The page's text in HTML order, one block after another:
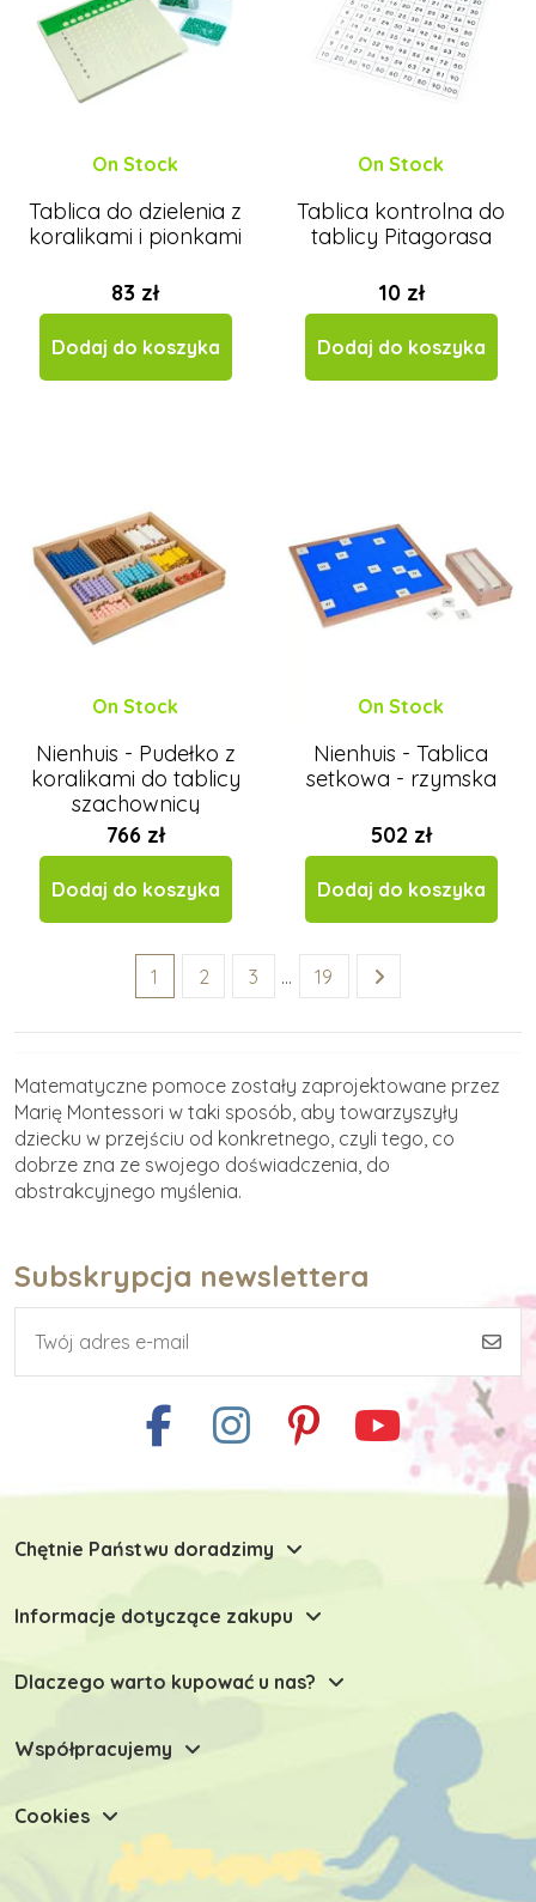
On Stock
Tablica do dzielenia z
koralikami i pionkami
83 zł
Dodaj do koszyka
On Stock
Tablica kontrolna do
tablicy Pitagorasa
10 zł
Dodaj do koszyka
On Stock
Nienhuis - Pudełko z
koralikami do tablicy
szachownicy
766 zł
Dodaj do koszyka
On Stock
Nienhuis - Tablica
setkowa - rzymska
502 zł
Dodaj do koszyka
1 2 3 … 19
Matematyczne pomoce zostały zaprojektowane przez
Marię Montessori w taki sposób, aby towarzyszyły
dziecku w przejściu od konkretnego, czyli tego, co
dobrze zna ze swojego doświadczenia, do
abstrakcyjnego myślenia.
Subskrypcja newslettera
Chętnie Państwu doradzimy
Informacje dotyczące zakupu
Dlaczego warto kupować u nas?
Współpracujemy
Cookies